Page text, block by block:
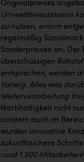
Originalpreises
Umweltbewusstseins
zu nutzen, enorm
regelmäßig
Sonderpreisen an. Der
überschüssigen
entsprechen, werden
Vorteig. Alles was
Weiterverarbeitung
Nachhaltigkeit nicht
sondern auch im
wurden innovative
zukunftssichere
rund 1.500